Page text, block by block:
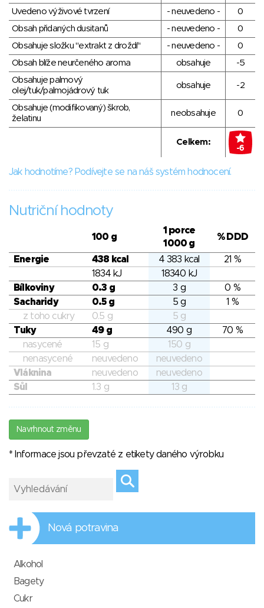
Uvedeno výživové tvrzení
- neuvedeno -
0
Obsah přidaných dusitanů
- neuvedeno -
0
Obsahuje složku "extrakt z droždí"
- neuvedeno -
0
Obsah blíže neurčeného aroma
obsahuje
-5
Obsahuje palmový
olej/tuk/palmojádrový tuk
obsahuje -2
Obsahuje (modifikovaný) škrob,
želatinu
neobsahuje 0
Celkem:
-6
Jak hodnotíme? Podívejte se na náš systém hodnocení.
Nutriční hodnoty
100 g
1 porce
1000 g
% DDD
Energie 438 kcal 4 383 kcal
21 %
1834 kJ
18340 kJ
Bílkoviny
0.3 g 3 g
0 %
Sacharidy
0.5 g 5 g
1 %
z toho cukry
0.5 g
5 g
Tuky
49 g 490 g
70 %
nasycené
15 g
150 g
nenasycené
neuvedeno
neuvedeno
Vláknina
neuvedeno
neuvedeno
Sůl
1.3 g 13 g
Navrhnout změnu
* Informace jsou převzaté z etikety daného výrobku
Nová potravina
Alkohol
Bagety
Cukr